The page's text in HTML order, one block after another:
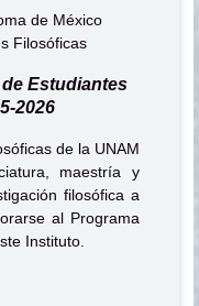
de México
Filosóficas
Estudiantes
2026
de la UNAM
maestría y
filosófica a
al Programa
Instituto.